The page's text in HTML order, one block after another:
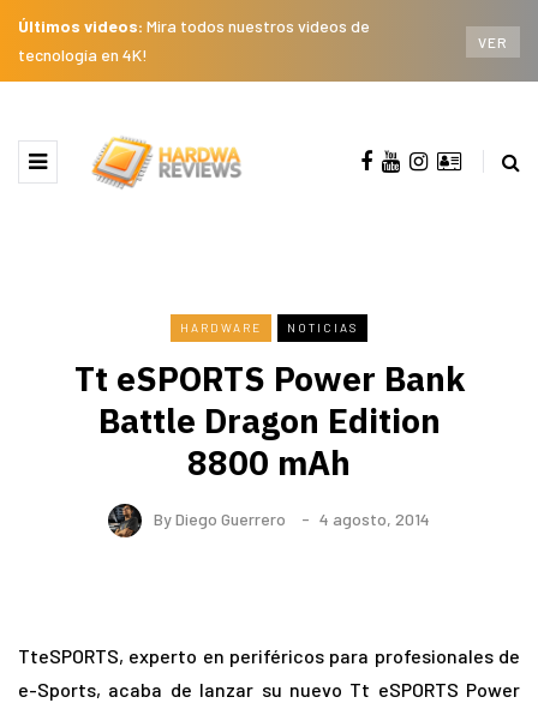
Últimos videos: Mira todos nuestros videos de
tecnología en 4K!
VER
HARDWARE NOTICIAS
Tt eSPORTS Power Bank
Battle Dragon Edition
8800 mAh
ByDiego Guerrero 4 agosto, 2014
TteSPORTS, experto en periféricos para profesionales de
e-Sports, acaba de lanzar su nuevo Tt eSPORTS Power